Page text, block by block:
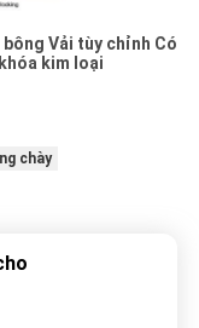
Vải tùy chỉnh Có
kim loại
chày